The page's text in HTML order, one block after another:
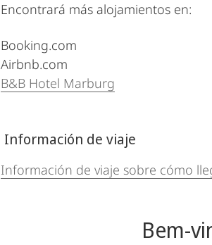
Encontrará más alojamientos en:
Booking.com
Airbnb.com
B&B Hotel Marburg
Información de viaje
Información de viaje sobre cómo
Bem-